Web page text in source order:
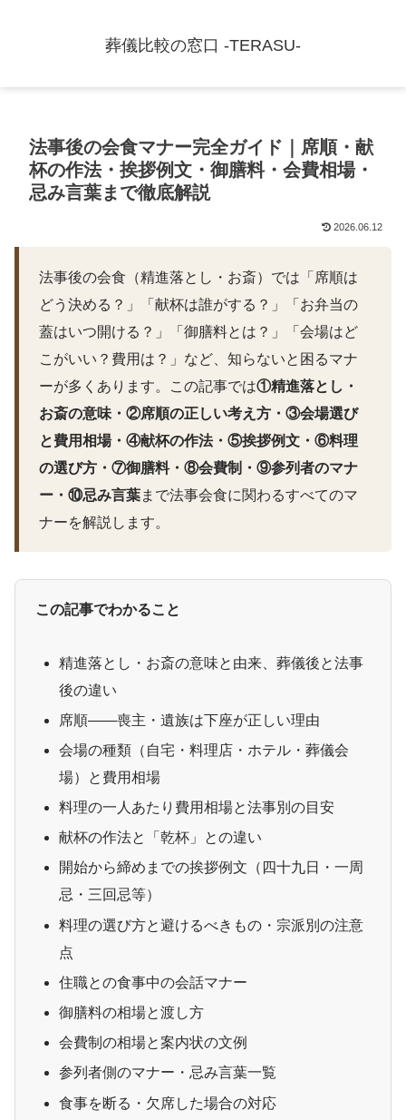
葬儀比較の窓口 -TERASU-
法事後の会食マナー完全ガイド｜席順・献
杯の作法・挨拶例文・御膳料・会費相場・
忌み言葉まで徹底解説
2026.06.12
法事後の会食（精進落とし・お斎）では「席順は
どう決める？」「献杯は誰がする？」「お弁当の
蓋はいつ開ける？」「御膳料とは？」「会場はど
こがいい？費用は？」など、知らないと困るマナ
ーが多くあります。この記事では①精進落とし・
お斎の意味・②席順の正しい考え方・③会場選び
と費用相場・④献杯の作法・⑤挨拶例文・⑥料理
の選び方・⑦御膳料・⑧会費制・⑨参列者のマナ
ー・⑩忌み言葉まで法事会食に関わるすべてのマ
ナーを解説します。
この記事でわかること
精進落とし・お斎の意味と由来、葬儀後と法事
後の違い
席順——喪主・遺族は下座が正しい理由
会場の種類（自宅・料理店・ホテル・葬儀会
場）と費用相場
料理の一人あたり費用相場と法事別の目安
献杯の作法と「乾杯」との違い
開始から締めまでの挨拶例文（四十九日・一周
忌・三回忌等）
料理の選び方と避けるべきもの・宗派別の注意
点
住職との食事中の会話マナー
御膳料の相場と渡し方
会費制の相場と案内状の文例
参列者側のマナー・忌み言葉一覧
食事を断る・欠席した場合の対応